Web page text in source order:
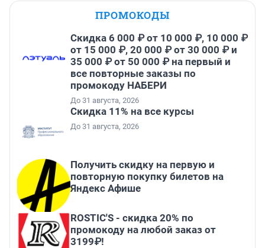
ПРОМОКОДЫ
Скидка 6 000 ₽ от 10 000 ₽, 10 000 ₽
от 15 000 ₽, 20 000 ₽ от 30 000 ₽ и
35 000 ₽ от 50 000 ₽ на первый и
все повторные заказы по
промокоду НАБЕРИ
До 31 августа, 2026
Скидка 11% на все курсы
До 31 августа, 2026
Получить скидку на первую и
повторную покупку билетов на
Яндекс Афише
ROSTIC'S - скидка 20% по
промокоду на любой заказ от
3199₽!